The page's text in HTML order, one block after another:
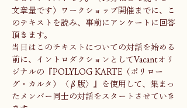
文章量です）ワークショップ開催までに、こ
のテキストを読み、事前にアンケートに回答
頂きます。
当日はこのテキストについての対話を始める
前に、イントロダクションとしてVacantオリ
ジナルの『POLYLOG KARTE（ポリロー
グ・カルタ）〈β版〉』を使用して、集まっ
たメンバー同士の対話をスタートさせていき